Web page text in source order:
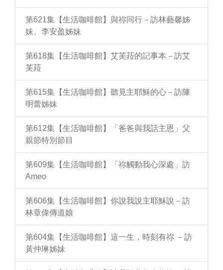
第621集【生活咖啡館】與祢同行－訪林藝馨姊
妹、李安盈姊妹
第618集【生活咖啡館】艾芙菈的記事本－訪艾
芙菈
第615集【生活咖啡館】聽見主耶穌的心－訪陳
明蕾姊妹
第612集【生活咖啡館】「爸爸與我話主恩」父
親節特別節目
第609集【生活咖啡館】「祢觸動我心深處」訪
Ameo
第606集【生活咖啡館】你說我說主耶穌說－訪
林章偉傳道娘
第604集【生活咖啡館】這一生，時刻有祢 －訪
黃仲琳姊妹